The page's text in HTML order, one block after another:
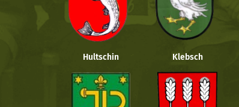
Hultschin Klebsch